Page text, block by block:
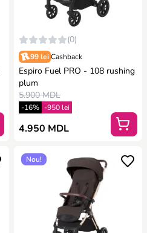
(0)
99 lei Cashback
Espiro Fuel PRO - 108 rushing
plum
5.900 MDL
-16% -950 lei
4.950 MDL
Nou!